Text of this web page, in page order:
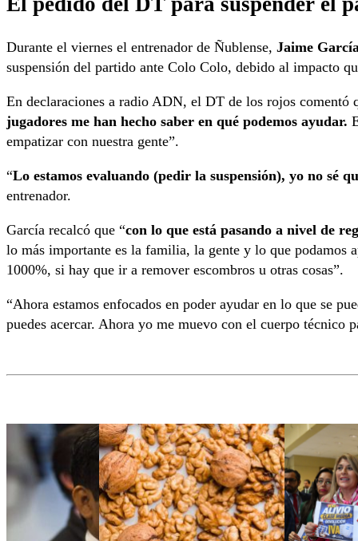
Durante el viernes el entrenador de Ñublense, Jaime García
suspensión del partido ante Colo Colo, debido al impacto
En declaraciones a radio ADN, el DT de los rojos comentó
jugadores me han hecho saber en qué podemos ayudar.
empatizar con nuestra gente”.
“Lo estamos evaluando (pedir la suspensión), yo no sé
entrenador.
García recalcó que “con lo que está pasando a nivel de
lo más importante es la familia, la gente y lo que podamos
1000%, si hay que ir a remover escombros u otras cosas”.
“Ahora estamos enfocados en poder ayudar en lo que se
puedes acercar. Ahora yo me muevo con el cuerpo técnico